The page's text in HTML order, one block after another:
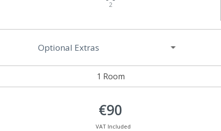
2
1 Room
Optional Extras
€90
VAT Included